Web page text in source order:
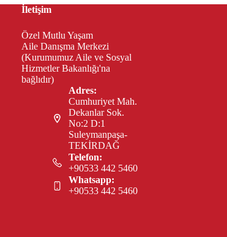
İletişim
Özel Mutlu Yaşam
Aile Danışma Merkezi
(Kurumumuz Aile ve Sosyal
Hizmetler Bakanlığı'na
bağlıdır)
Adres:
Cumhuriyet Mah.
Dekanlar Sok.
No:2 D:1
Suleymanpaşa-
TEKİRDAĞ
Telefon:
+90533 442 5460
Whatsapp:
+90533 442 5460